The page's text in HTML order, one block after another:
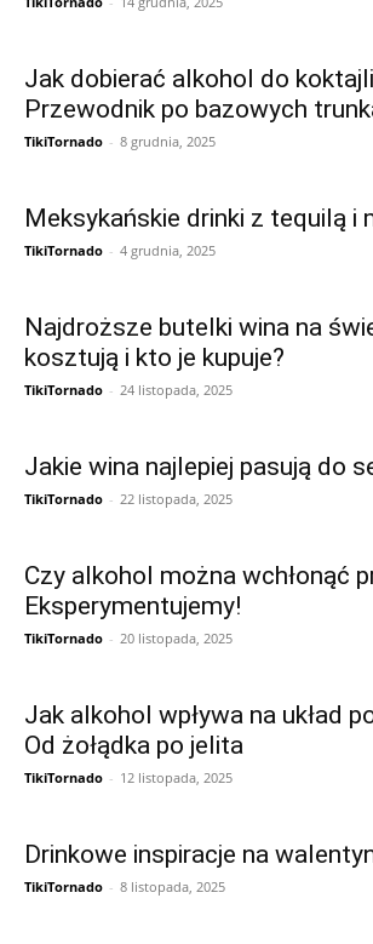
Jak dobierać alkohol do
Przewodnik po bazowych
TikiTornado - 8 grudnia, 2025
Meksykańskie drinki z tequilą i
TikiTornado - 4 grudnia, 2025
Najdroższe butelki wina na
kosztują i kto je kupuje?
TikiTornado - 24 listopada, 2025
Jakie wina najlepiej pasują do
TikiTornado - 22 listopada, 2025
Czy alkohol można wchłonąć
Eksperymentujemy!
TikiTornado - 20 listopada, 2025
Jak alkohol wpływa na układ
Od żołądka po jelita
TikiTornado - 12 listopada, 2025
Drinkowe inspiracje na
TikiTornado - 8 listopada, 2025